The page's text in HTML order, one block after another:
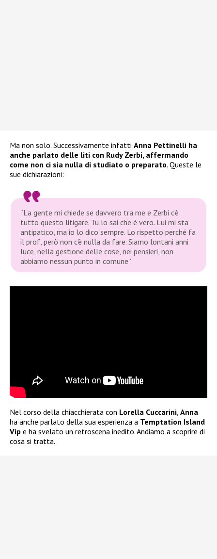
Ma non solo. Successivamente infatti Anna Pettinelli ha
anche parlato delle liti con Rudy Zerbi, affermando
come non ci sia nulla di studiato o preparato. Queste le
sue dichiarazioni:
“La gente mi chiede se davvero tra me e Zerbi c’è
tutto questo litigare. Tu lo sai che è vero. Lui mi sta
antipatico, ma io lo dico sempre. Lo rispetto perché fa
il prof, però non c’è nulla da fare. Siamo lontani anni
luce, nella gestione delle cose, nei pensieri, non
abbiamo nessun punto in comune”.
Nel corso della chiacchierata con Lorella Cuccarini, Anna
ha anche parlato della sua esperienza a Temptation Island
Vip e ha svelato un retroscena inedito. Andiamo a scoprire di
cosa si tratta.